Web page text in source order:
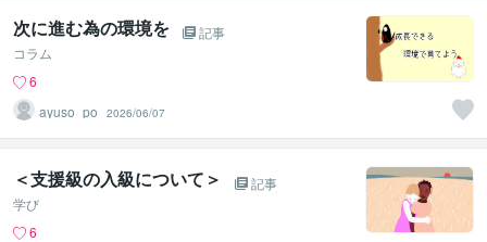
次に進む為の環境を
記事
コラム
6
ayuso_po
2026/06/07
＜支援級の入級について＞
記事
学び
6